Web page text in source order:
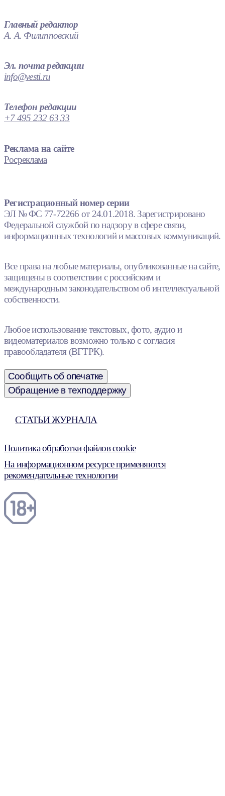
Главный редактор
А. А. Филипповский
Эл. почта редакции
info@vesti.ru
Телефон редакции
+7 495 232 63 33
Реклама на сайте
Росреклама
Регистрационный номер серии
ЭЛ № ФС 77-72266 от 24.01.2018. Зарегистрировано
Федеральной службой по надзору в сфере связи,
информационных технологий и массовых коммуникаций.
Все права на любые материалы, опубликованные на сайте,
защищены в соответствии с российским и
международным законодательством об интеллектуальной
собственности.
Любое использование текстовых, фото, аудио и
видеоматериалов возможно только с согласия
правообладателя (ВГТРК).
Сообщить об опечатке
Обращение в техподдержку
СТАТЬИ ЖУРНАЛА
Политика обработки файлов cookie
На информационном ресурсе применяются
рекомендательные технологии